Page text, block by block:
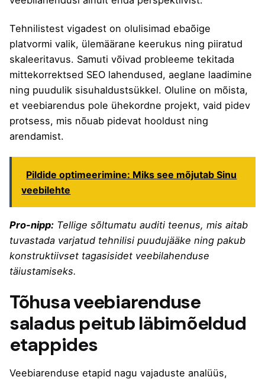
Tehnilistest vigadest on olulisimad ebaõige
platvormi valik, ülemäärane keerukus ning piiratud
skaleeritavus. Samuti võivad probleeme tekitada
mittekorrektsed SEO lahendused, aeglane laadimine
ning puudulik sisuhaldustsükkel. Oluline on mõista,
et veebiarendus pole ühekordne projekt, vaid pidev
protsess, mis nõuab pidevat hooldust ning
arendamist.
Pildide optimeerimine: Miks see mõjutab Sinu
veebilehte
Pro-nipp: Tellige sõltumatu auditi teenus, mis aitab
tuvastada varjatud tehnilisi puudujääke ning pakub
konstruktiivset tagasisidet veebilahenduse
täiustamiseks.
Tõhusa veebiarenduse
saladus peitub läbimõeldud
etappides
Veebiarenduse etapid nagu vajaduste analüüs,